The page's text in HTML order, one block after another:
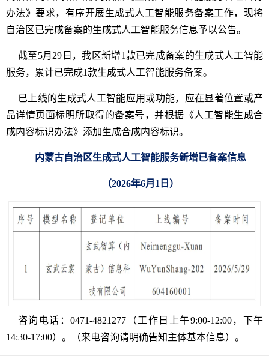
办法》要求，有序开展生成式人工智能服务备案工作，现将
自治区已完成备案的生成式人工智能服务信息予以公告。
截至5月29日，我区新增1款已完成备案的生成式人工智能
服务，累计已完成1款生成式人工智能服务备案。
已上线的生成式人工智能应用或功能，应在显著位置或产
品详情页面标明所取得的备案号，并根据《人工智能生成合
成内容标识办法》添加生成合成内容标识。
内蒙古自治区生成式人工智能服务新增已备案信息
（2026年6月1日）
咨询电话：0471-4821277（工作日上午9:00-12:00，下午
14:30-17:00）。（来电咨询请明确告知主体基本信息）。